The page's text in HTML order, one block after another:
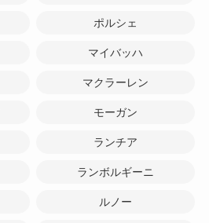
ポルシェ
マイバッハ
マクラーレン
モーガン
ランチア
ランボルギーニ
ルノー